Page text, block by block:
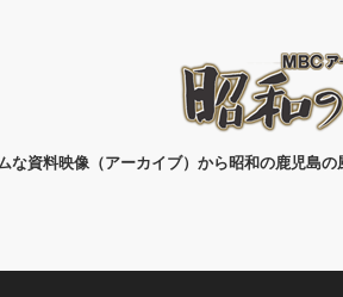
な資料映像（アーカイブ）から昭和の鹿児島